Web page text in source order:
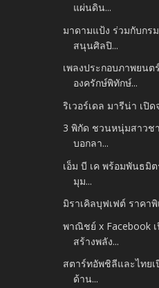
แผ่นดิน...
มาดามแป้ง ร่วมกับก
สนุนศิลปิ...
เพลงประกอบภาพยน
องครักษ์พิทักษ์...
ริเวอร์เดล มารีน่า เปิ
3 พิกัด ชวนหนุ่มสาวช
บอกลา...
เอ็ม บี เค พร้อมพันธมิ
มุม...
มิราเคิลบุฟเฟต์ ราคา
พาณิชย์ x Facebook
สร้างพลัง...
สตาร์ทอัพชิลีและไทย
ด้าน...